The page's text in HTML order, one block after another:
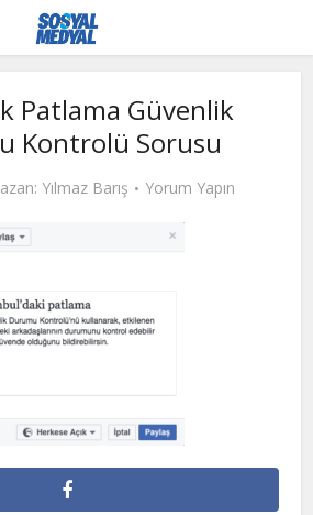
Patlama Güvenlik
Kontrolü Sorusu
Yılmaz Barış Yorum Yapın